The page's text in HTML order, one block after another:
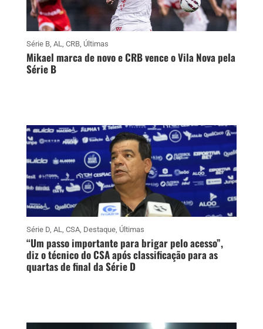
Série B, AL, CRB, Últimas
Mikael marca de novo e CRB vence o Vila Nova pela
Série B
Série D, AL, CSA, Destaque, Últimas
“Um passo importante para brigar pelo acesso”,
diz o técnico do CSA após classificação para as
quartas de final da Série D